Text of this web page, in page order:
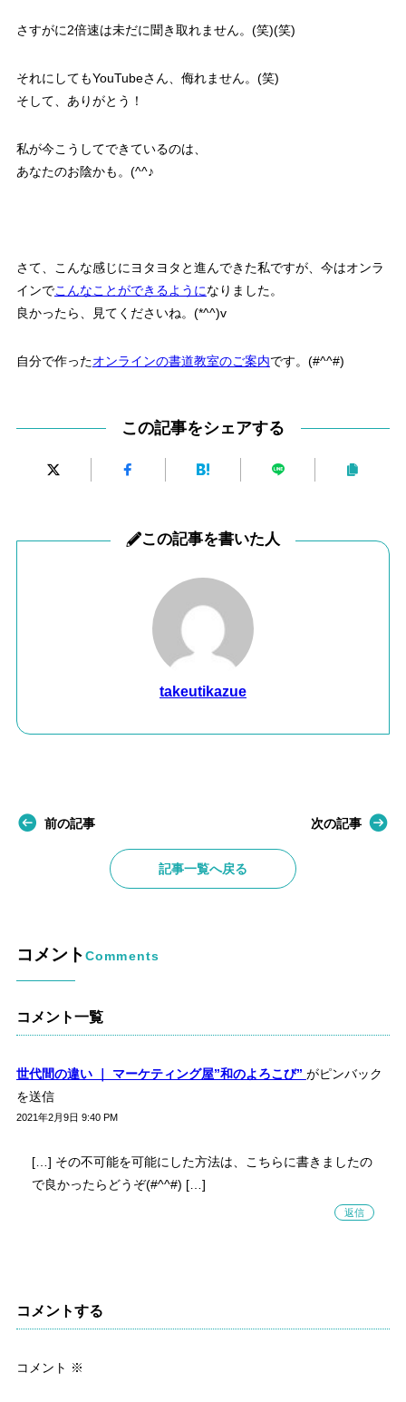
さすがに2倍速は未だに聞き取れません。(笑)(笑)
それにしてもYouTubeさん、侮れません。(笑)
そして、ありがとう！
私が今こうしてできているのは、
あなたのお陰かも。(^^♪
さて、こんな感じにヨタヨタと進んできた私ですが、今はオンラ
インでこんなことができるようになりました。
良かったら、見てくださいね。(*^^)v
自分で作ったオンラインの書道教室のご案内です。(#^^#)
この記事をシェアする
この記事を書いた人
takeutikazue
前の記事
記事一覧へ戻る
次の記事
コメントComments
コメント一覧
世代間の違い ｜ マーケティング屋”和のよろこび” がピンバック
を送信
2021年2月9日 9:40 PM
[…] その不可能を可能にした方法は、こちらに書きましたの
で良かったらどうぞ(#^^#) […]
返信
コメントする
コメント ※